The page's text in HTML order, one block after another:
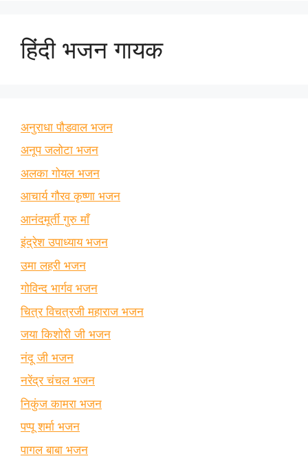
हिंदी भजन गायक
अनुराधा पौडवाल भजन
अनूप जलोटा भजन
अलका गोयल भजन
आचार्य गौरव कृष्णा भजन
आनंदमूर्ती गुरु माँ
इंद्रेश उपाध्याय भजन
उमा लहरी भजन
गोविन्द भार्गव भजन
चित्र विचत्रजी महाराज भजन
जया किशोरी जी भजन
नंदू जी भजन
नरेंद्र चंचल भजन
निकुंज कामरा भजन
पप्पू शर्मा भजन
पागल बाबा भजन